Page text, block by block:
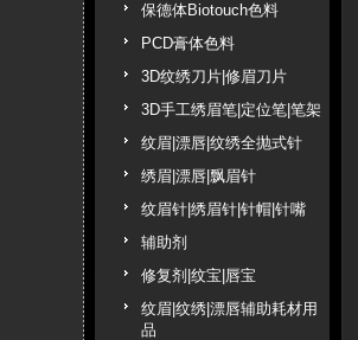
保德体Biotouch色料
PCD膏体色料
3D纹绣刀片|修眉刀片
3D手工绣眉笔|定位笔|笔架
纹眉|漂唇|纹绣全抛式针
绣眉|漂唇|飘眉针
纹眉针|绣眉针|针帽|针嘴
辅助剂
修复剂|纹宝|唇宝
纹眉|纹绣|漂唇辅助耗材用
品